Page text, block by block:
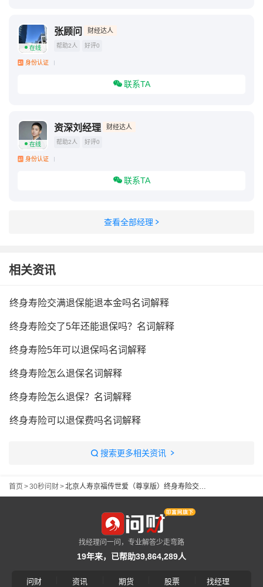
在线
张顾问 财经达人
帮助2人 好评0
身份认证
联系TA
在线
资深刘经理 财经达人
帮助2人 好评0
身份认证
联系TA
查看全部经理
相关资讯
终身寿险交满退保能退本金吗名词解释
终身寿险交了5年还能退保吗？名词解释
终身寿险5年可以退保吗名词解释
终身寿险怎么退保名词解释
终身寿险怎么退保？名词解释
终身寿险可以退保费吗名词解释
搜索更多相关资讯
首页 >30秒问财> 北京人寿京福传世爱（尊享版）终身寿险交满五年退保能退回多少钱？
找经理问一问，专业解答少走弯路
19年来，已帮助39,864,289人
问财 资讯 期货 股票 找经理